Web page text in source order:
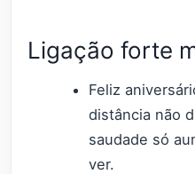
Ligação forte
Feliz
distância não
saudade só
ver.